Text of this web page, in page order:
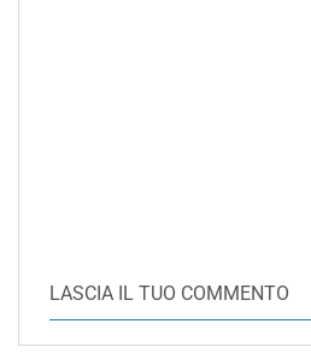
LASCIA IL TUO COMMENTO